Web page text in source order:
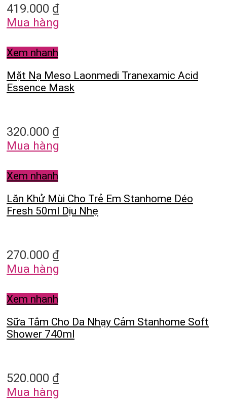
419.000 ₫
Mua hàng
Xem nhanh
Mặt Nạ Meso Laonmedi Tranexamic Acid
Essence Mask
320.000 ₫
Mua hàng
Xem nhanh
Lăn Khử Mùi Cho Trẻ Em Stanhome Déo
Fresh 50ml Dịu Nhẹ
270.000 ₫
Mua hàng
Xem nhanh
Sữa Tắm Cho Da Nhạy Cảm Stanhome Soft
Shower 740ml
520.000 ₫
Mua hàng